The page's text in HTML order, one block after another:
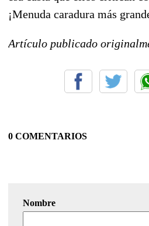
¡Menuda caradura más
Artículo publicado
0 COMENTARIOS
Nombre